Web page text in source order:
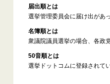
届出順とは
選挙管理委員会に届け出があ
名簿順とは
衆議院議員選挙の場合、各政
50音順とは
選挙ドットコムに登録されて